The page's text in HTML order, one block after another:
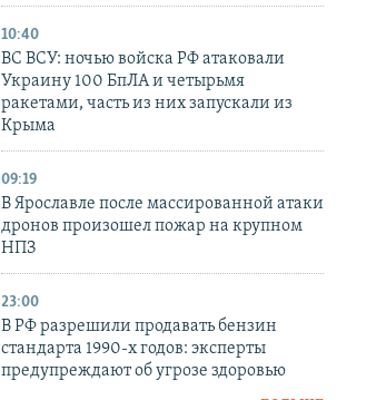
10:40
ВС ВСУ: ночью войска РФ атаковали
Украину 100 БпЛА и четырьмя
ракетами, часть из них запускали из
Крыма
09:19
В Ярославле после массированной атаки
дронов произошел пожар на крупном
НПЗ
23:00
В РФ разрешили продавать бензин
стандарта 1990-х годов: эксперты
предупреждают об угрозе здоровью